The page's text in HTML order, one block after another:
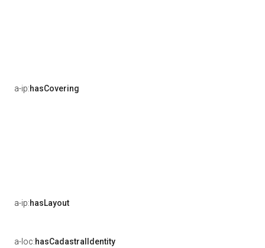
a-ip:hasCovering
a-ip:hasLayout
a-loc:hasCadastralIdentity